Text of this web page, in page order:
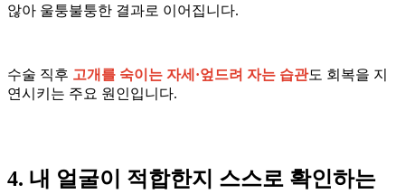
않아 울퉁불퉁한 결과로 이어집니다.
수술 직후 고개를 숙이는 자세·엎드려 자는 습관도 회복을 지
연시키는 주요 원인입니다.
4. 내 얼굴이 적합한지 스스로 확인하는